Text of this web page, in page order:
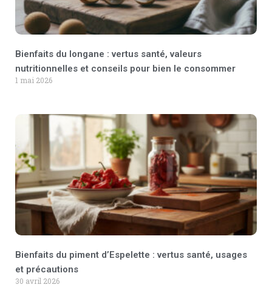
Bienfaits du longane : vertus santé, valeurs
nutritionnelles et conseils pour bien le consommer
1 mai 2026
Bienfaits du piment d’Espelette : vertus santé, usages
et précautions
30 avril 2026